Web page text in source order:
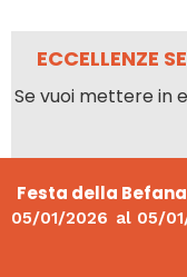
ECCELLENZE
Se vuoi mettere in
Festa della
05/01/2026 al 05/